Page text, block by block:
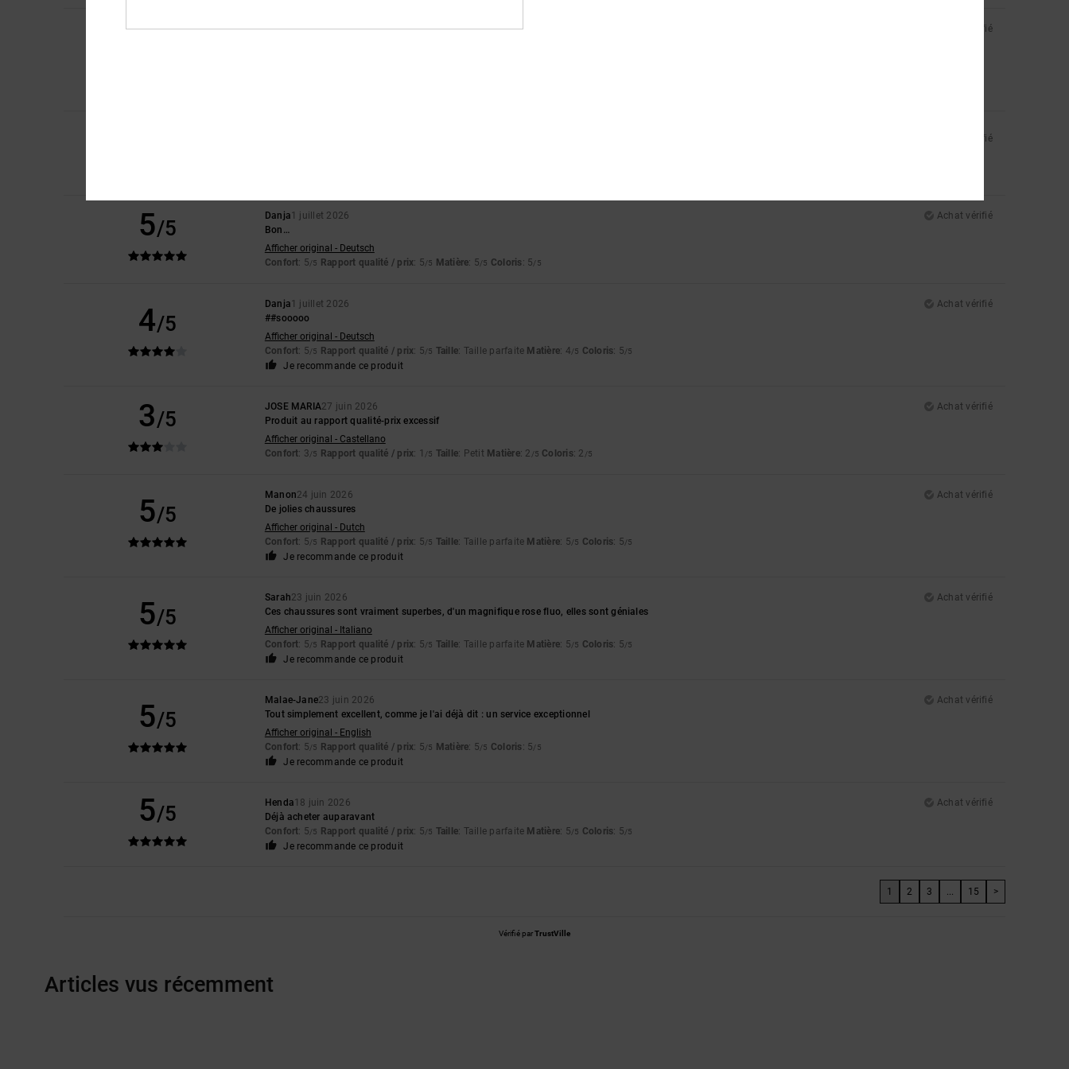
Kirsty9 juillet 2026
Achat vérifié
Achat vérifié
5/5
Danja1 juillet 2026
Achat vérifié
Bon…
Afficher original - Deutsch
Confort: 5/5 Rapport qualité / prix: 5/5 Matière: 5/5 Coloris: 5/5
4/5
Danja1 juillet 2026
Achat vérifié
##sooooo
Afficher original - Deutsch
Confort: 5/5 Rapport qualité / prix: 5/5 Taille: Taille parfaite Matière: 4/5 Coloris: 5/5
Je recommande ce produit
3/5
JOSE MARIA27 juin 2026
Achat vérifié
Produit au rapport qualité-prix excessif
Afficher original - Castellano
Confort: 3/5 Rapport qualité / prix: 1 /5 Taille: Petit Matière: 2 /5 Coloris: 2 /5
5/5
Manon24 juin 2026
Achat vérifié
De jolies chaussures
Afficher original - Dutch
Confort: 5/5 Rapport qualité / prix: 5/5 Taille: Taille parfaite Matière: 5/5 Coloris: 5/5
Je recommande ce produit
5/5
Sarah23 juin 2026
Achat vérifié
Ces chaussures sont vraiment superbes, d'un magnifique rose fluo, elles sont géniales
Afficher original - Italiano
Confort: 5/5 Rapport qualité / prix: 5/5 Taille: Taille parfaite Matière: 5/5 Coloris: 5/5
Je recommande ce produit
5/5
Malae-Jane23 juin 2026
Achat vérifié
Tout simplement excellent, comme je l'ai déjà dit : un service exceptionnel
Afficher original - English
Confort: 5/5 Rapport qualité / prix: 5/5 Matière: 5/5 Coloris: 5/5
Je recommande ce produit
5/5 Henda18 juin 2026
Achat vérifié
Déjà acheter auparavant
Confort: 5/5 Rapport qualité / prix: 5/5 Taille: Taille parfaite Matière: 5/5 Coloris: 5/5
Je recommande ce produit
1 2 3 ... 15 >
Vérifié parTrustVille
Articles vus récemment